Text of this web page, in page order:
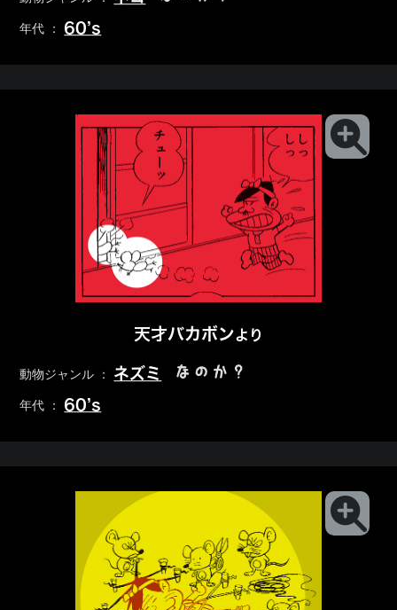
年代 ： 60’s
天才バカボンより
動物ジャンル ： ネズミ なのか？
年代 ： 60’s